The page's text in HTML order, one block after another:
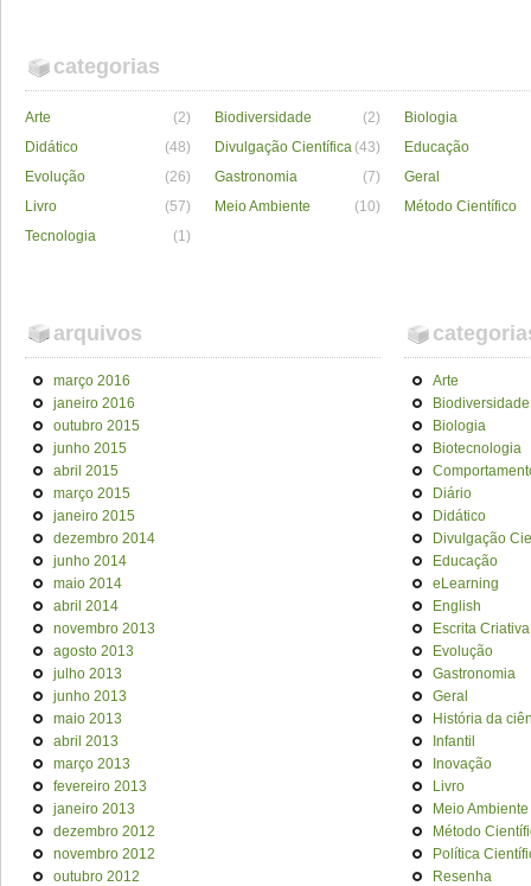
categorias
Arte (2) Biodiversidade (2)
Biologia
Didático
(48) Divulgação Científica (43)
Educação
Evolução
(26) Gastronomia (7)
Geral
Livro
(57) Meio Ambiente (10)
Método Científico
Tecnologia
(1)
arquivos
março 2016
janeiro 2016
outubro 2015
junho 2015
abril 2015
março 2015
janeiro 2015
dezembro 2014
junho 2014
maio 2014
abril 2014
novembro 2013
agosto 2013
julho 2013
junho 2013
maio 2013
abril 2013
março 2013
fevereiro 2013
janeiro 2013
dezembro 2012
novembro 2012
outubro 2012
Arte
Biodiversidade
Biologia
Biotecnologia
Diário
Didático
Divulgação
Educação
eLearning
English
Escrita Criativa
Evolução
Gastronomia
Geral
História da
Infantil
Inovação
Livro
Meio Ambiente
Método
Política
Resenha